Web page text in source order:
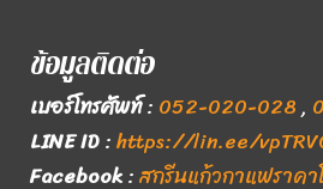
ข้อมูลติดต่อ
เบอร์โทรศัพท์: 052-020-028,
LINE ID:https://lin.ee/
Facebook:สกรีนแก้วกาแฟราค